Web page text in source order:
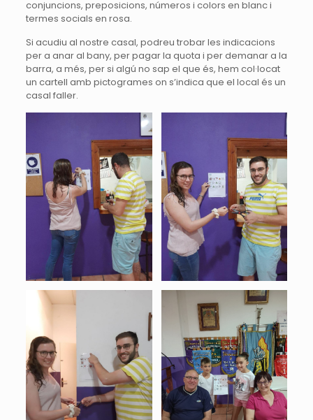
conjuncions, preposicions, números i colors en blanc i
termes socials en rosa.
Si acudiu al nostre casal, podreu trobar les indicacions
per a anar al bany, per pagar la quota i per demanar a la
barra, a més, per si algú no sap el que és, hem col·locat
un cartell amb pictogrames on s’indica que el local és un
casal faller.